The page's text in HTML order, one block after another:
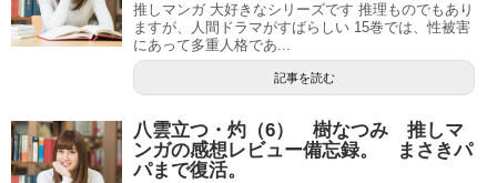
推しマンガ 大好きなシリーズです 推理ものでもあり
ますが、人間ドラマがすばらしい 15巻では、性被害
にあって多重人格であ...
記事を読む
八雲立つ・灼（6） 樹なつみ 推しマ
ンガの感想レビュー備忘録。 まさきパ
パまで復活。